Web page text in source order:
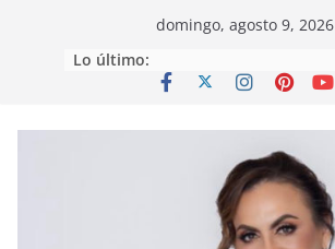
domingo, agosto 9, 2026
Lo último: